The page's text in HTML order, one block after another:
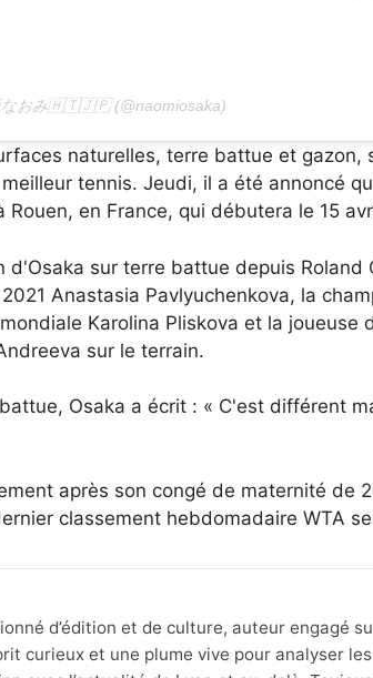
なおみ🇭🇹🇯🇵 (@naomiosaka)
naturelles, terre battue et gazon,
tennis. Jeudi, il a été annoncé
en France, qui débutera le 15
d'Osaka sur terre battue depuis Roland
Anastasia Pavlyuchenkova, la
Karolina Pliskova et la joueuse
sur le terrain.
Osaka a écrit : « C'est différent
après son congé de maternité de
classement hebdomadaire WTA
d’édition et de culture, auteur engagé
curieux et une plume vive pour analyser